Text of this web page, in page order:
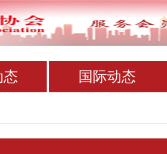
态 国际动态